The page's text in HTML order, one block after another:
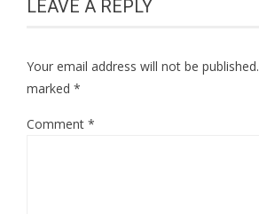
LEAVE A REPLY
Your email address will not be published.
marked *
Comment *